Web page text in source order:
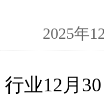
2025年
行业12月